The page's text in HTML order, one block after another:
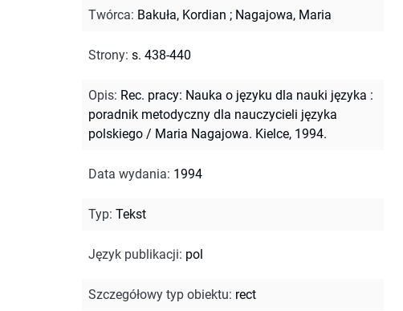
Twórca: Bakuła, Kordian ; Nagajowa, Maria
Strony: s. 438-440
Opis: Rec. pracy: Nauka o języku dla nauki języka :
poradnik metodyczny dla nauczycieli języka
polskiego / Maria Nagajowa. Kielce, 1994.
Data wydania: 1994
Typ: Tekst
Język publikacji: pol
Szczegółowy typ obiektu: rect